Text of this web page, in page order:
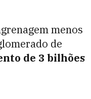
menos
de
de 3 bilhões